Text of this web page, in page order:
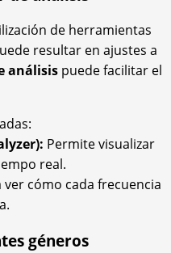
de herramientas
resultar en ajustes a
análisis puede facilitar el
Permite visualizar
real.
ver cómo cada frecuencia
géneros